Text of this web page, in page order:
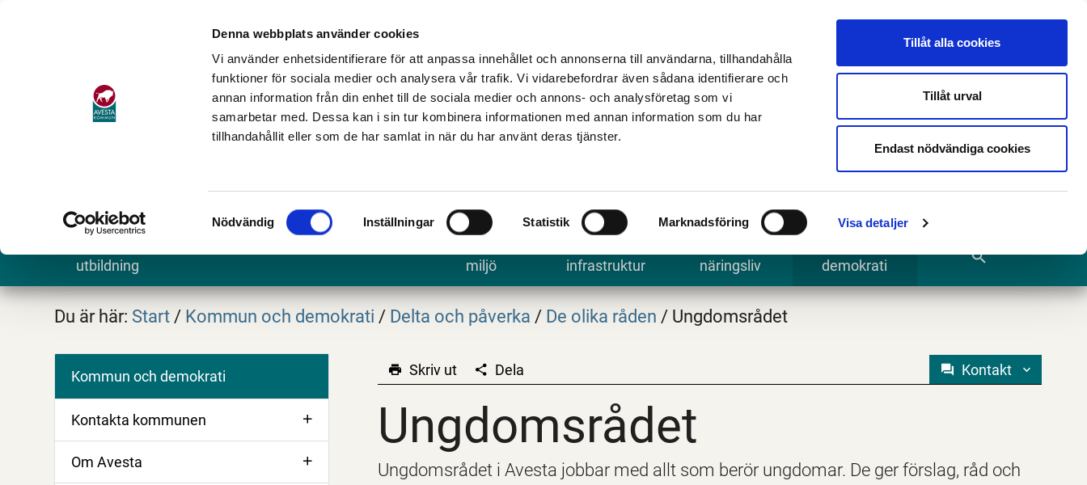
Denna webbplats använder cookies
Vi använder enhetsidentifierare för att anpassa innehållet och annonserna till användarna, tillhandahålla
funktioner för sociala medier och analysera vår trafik. Vi vidarebefordrar även sådana identifierare och
annan information från din enhet till de sociala medier och annons- och analysföretag som vi
samarbetar med. Dessa kan i sin tur kombinera informationen med annan information som du har
tillhandahållit eller som de har samlat in när du har använt deras tjänster.
Samtyckesval
Nödvändig Inställningar Statistik Marknadsföring Visa detaljer
Tillåt alla cookies
Tillåt urval
Endast nödvändiga cookies
E-tjänster och blanketter Translate
Sök
utbildning
miljö
infrastruktur
näringsliv
demokrati
search
Du är här: Start / Kommun och demokrati / Delta och påverka / De olika råden / Ungdomsrådet
Kommun och demokrati
Kontakta kommunen
Om Avesta
Ungdomsrådet
Skriv ut Dela Kontakt
Ungdomsrådet
Ungdomsrådet i Avesta jobbar med allt som berör ungdomar. De ger förslag, råd och